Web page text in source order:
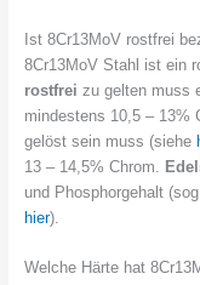
Ist 8Cr13MoV rostfrei
8Cr13MoV Stahl ist ein
rostfrei zu gelten muss
mindestens 10,5 – 13%
gelöst sein muss (siehe
13 – 14,5% Chrom.
und Phosphorgehalt
hier).
Welche Härte hat